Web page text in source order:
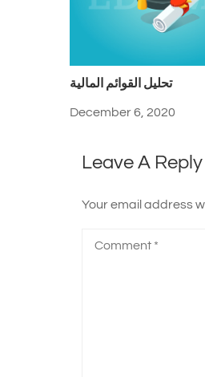
تحليل القوائم المالية
December 6, 2020
Leave A Reply
Your email address